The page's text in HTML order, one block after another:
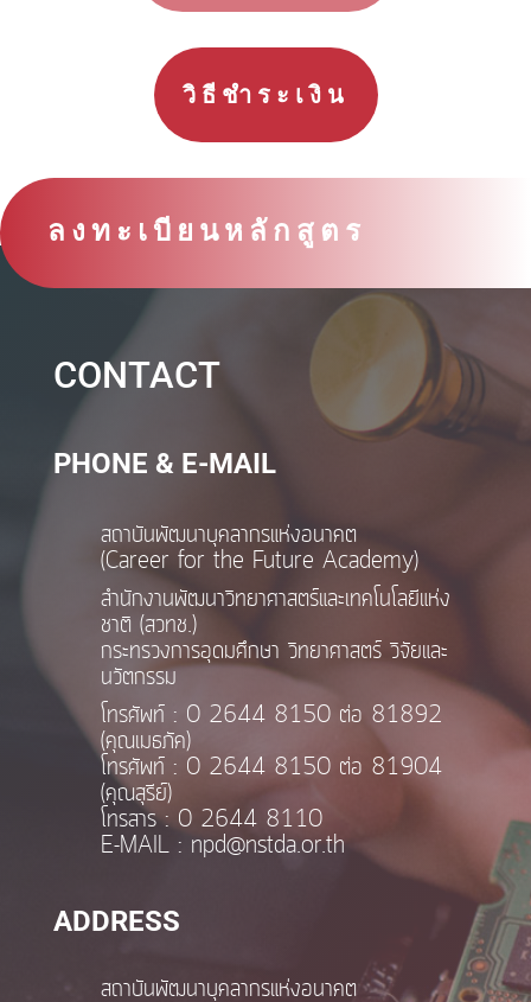
วิธีชำระเงิน
ลงทะเบียนหลักสูตร
CONTACT
PHONE & E-MAIL
สถาบันพัฒนาบุคลากรแห่งอนาคต
(Career for the Future Academy)
สำนักงานพัฒนาวิทยาศาสตร์และเทคโนโลยีแห่ง
ชาติ (สวทช.)
กระทรวงการอุดมศึกษา วิทยาศาสตร์ วิจัยและ
นวัตกรรม
โทรศัพท์ : 0 2644 8150 ต่อ 81892
(คุณเมธภัค)
โทรศัพท์ : 0 2644 8150 ต่อ 81904
(คุณสุรีย์)
โทรสาร : 0 2644 8110
E-MAIL : npd@nstda.or.th
ADDRESS
สถาบันพัฒนาบุคลากรแห่งอนาคต